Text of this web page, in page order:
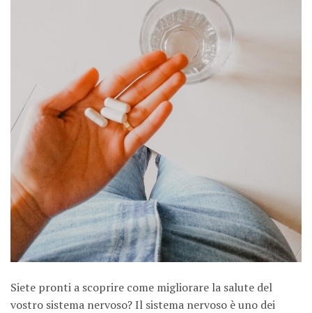
Siete pronti a scoprire come migliorare la salute del
vostro sistema nervoso? Il sistema nervoso è uno dei